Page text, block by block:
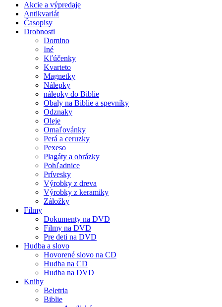
Akcie a výpredaje
Antikvariát
Časopisy
Drobnosti
Domino
Iné
Kľúčenky
Kvarteto
Magnetky
Nálepky
nálepky do Biblie
Obaly na Biblie a spevníky
Odznaky
Oleje
Omaľovánky
Perá a ceruzky
Pexeso
Plagáty a obrázky
Pohľadnice
Prívesky
Výrobky z dreva
Výrobky z keramiky
Záložky
Filmy
Dokumenty na DVD
Filmy na DVD
Pre deti na DVD
Hudba a slovo
Hovorené slovo na CD
Hudba na CD
Hudba na DVD
Knihy
Beletria
Biblie